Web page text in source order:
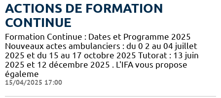
ACTIONS DE FORMATION
CONTINUE
Formation Continue : Dates et Programme 2025
Nouveaux actes ambulanciers : du 0 2 au 04 juillet
2025 et du 15 au 17 octobre 2025 Tutorat : 13 juin
2025 et 12 décembre 2025 . L'IFA vous propose
égaleme
15/04/2025 17:00